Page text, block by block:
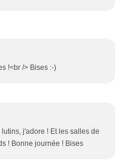
!<br /> Bises :-)
j'adore ! Et les salles de
! Bonne journée ! Bises